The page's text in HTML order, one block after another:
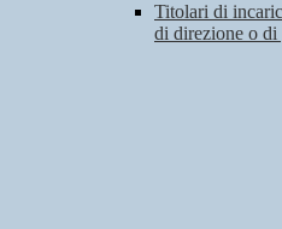
Titolari di
di direzione o di